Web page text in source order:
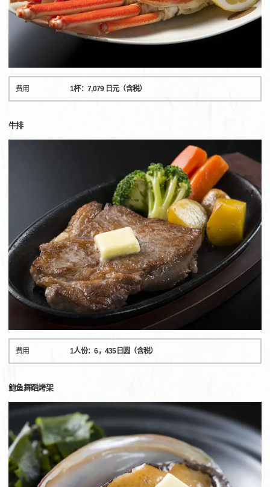
费用 1杯：7,079 日元（含税）
牛排
费用 1人份：6，435日圆（含税）
鲍鱼舞蹈烤架